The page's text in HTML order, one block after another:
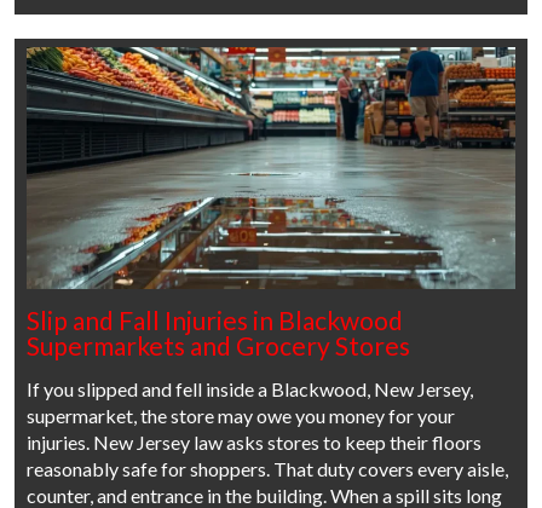
Slip and Fall Injuries in Blackwood
Supermarkets and Grocery Stores
If you slipped and fell inside a Blackwood, New Jersey,
supermarket, the store may owe you money for your
injuries. New Jersey law asks stores to keep their floors
reasonably safe for shoppers. That duty covers every aisle,
counter, and entrance in the building. When a spill sits long